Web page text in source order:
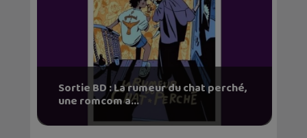
Sortie BD : La rumeur du chat perché,
une romcom a...